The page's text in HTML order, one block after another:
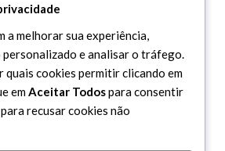
a melhorar sua experiência,
e analisar o tráfego.
quais cookies permitir clicando em
emAceitar Todospara consentir
para recusar cookies não